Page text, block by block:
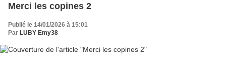
Merci les copines 2
Publié le 14/01/2026 à 15:01
Par LUBY Emy38